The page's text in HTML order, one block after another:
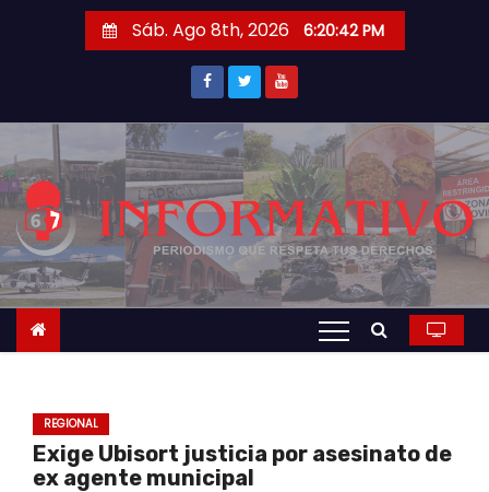
r
a
c
o
t
Sáb. Ago 8th, 2026 6:20:43 PM
REGIONAL
Exige Ubisort justicia por asesinato de
ex agente municipal